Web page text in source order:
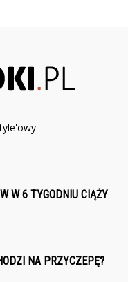
W 6 TYGODNIU CIĄŻY
NA PRZYCZEPĘ?